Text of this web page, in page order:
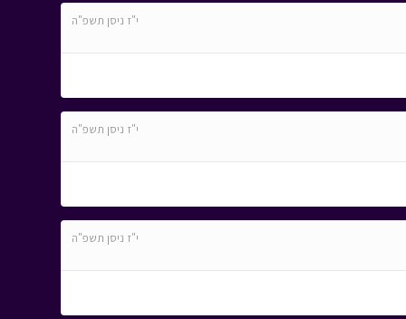
י"ז ניסן תשפ"ה
י"ז ניסן תשפ"ה
י"ז ניסן תשפ"ה